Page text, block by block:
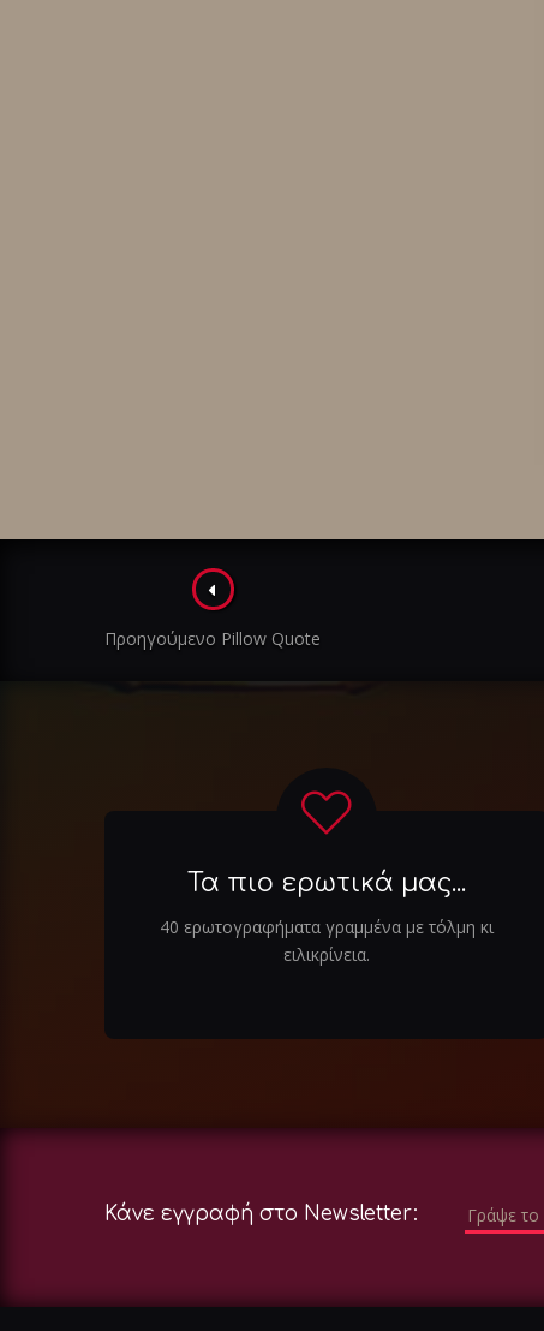
Πλοήγηση
στα
Προηγούμενο Pillow Quote
Τα πιο ερωτικά μας...
40 ερωτογραφήματα γραμμένα με τόλμη κι
ειλικρίνεια.
Κάνε εγγραφή στο Newsletter: